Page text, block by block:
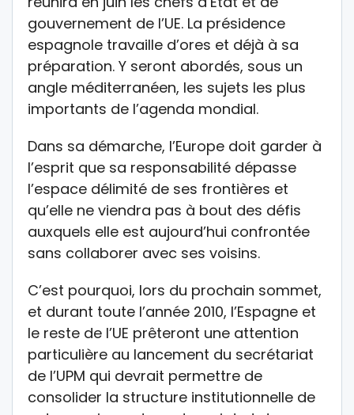
gouvernement de l’UE. La présidence
espagnole travaille d’ores et déjà à sa
préparation. Y seront abordés, sous un
angle méditerranéen, les sujets les plus
importants de l’agenda mondial.
Dans sa démarche, l’Europe doit garder à
l’esprit que sa responsabilité dépasse
l’espace délimité de ses frontières et
qu’elle ne viendra pas à bout des défis
auxquels elle est aujourd’hui confrontée
sans collaborer avec ses voisins.
C’est pourquoi, lors du prochain sommet,
et durant toute l’année 2010, l’Espagne et
le reste de l’UE prêteront une attention
particulière au lancement du secrétariat
de l’UPM qui devrait permettre de
consolider la structure institutionnelle de